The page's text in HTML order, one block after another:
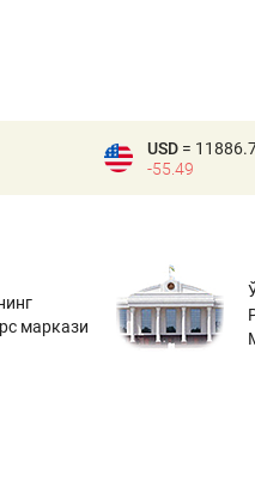
USD =
-55.49
маркази